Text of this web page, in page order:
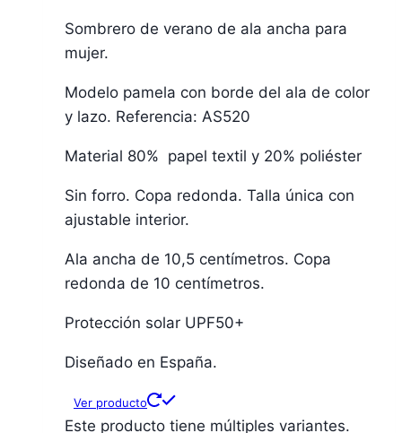
Sombrero de verano de ala ancha para
mujer.
Modelo pamela con borde del ala de color
y lazo. Referencia: AS520
Material 80% papel textil y 20% poliéster
Sin forro. Copa redonda. Talla única con
ajustable interior.
Ala ancha de 10,5 centímetros. Copa
redonda de 10 centímetros.
Protección solar UPF50+
Diseñado en España.
Ver producto
Este producto tiene múltiples variantes.